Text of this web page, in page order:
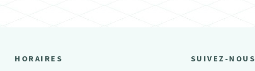
HORAIRES SUIVEZ-NOUS